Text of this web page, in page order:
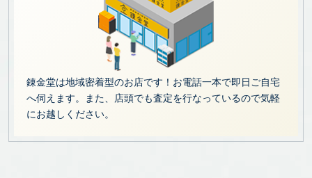
錬金堂は地域密着型のお店です！お電話一本で即日ご自宅
へ伺えます。また、店頭でも査定を行なっているので気軽
にお越しください。